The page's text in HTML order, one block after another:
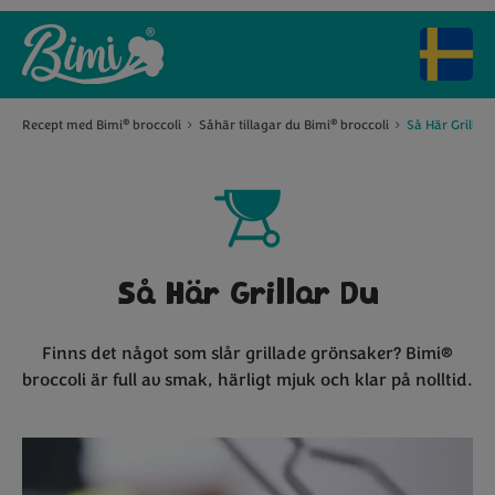
Recept med Bimi® broccoli Såhär tillagar du Bimi® broccoli Så Här Grillar
Så Här Grillar Du
Finns det något som slår grillade grönsaker? Bimi®
broccoli är full av smak, härligt mjuk och klar på nolltid.